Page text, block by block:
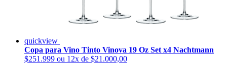
quickview
Copa para Vino Tinto Vinova 19 Oz Set x4 Nachtmann
$251.999 ou 12x de $21.000,00